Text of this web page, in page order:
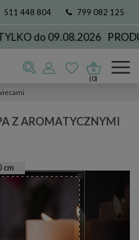
511 448 804 799 082 125
do 09.08.2026
(0)
Z AROMATYCZNYMI
cm